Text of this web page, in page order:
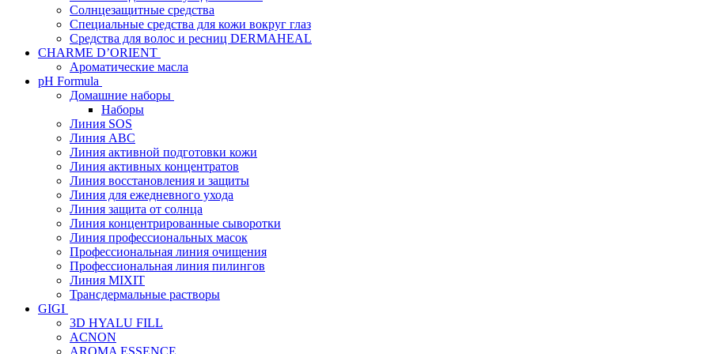
Солнцезащитные средства
Специальные средства для кожи вокруг глаз
Средства для волос и ресниц DERMAHEAL
CHARME D’ORIENT
Ароматические масла
pH Formula
Домашние наборы
Наборы
Линия SOS
Линия АВС
Линия активной подготовки кожи
Линия активных концентратов
Линия восстановления и защиты
Линия для ежедневного ухода
Линия защита от солнца
Линия концентрированные сыворотки
Линия профессиональных масок
Профессиональная линия очищения
Профессиональная линия пилингов
Линия MIXIT
Трансдермальные растворы
GIGI
3D HYALU FILL
ACNON
AROMA ESSENCE